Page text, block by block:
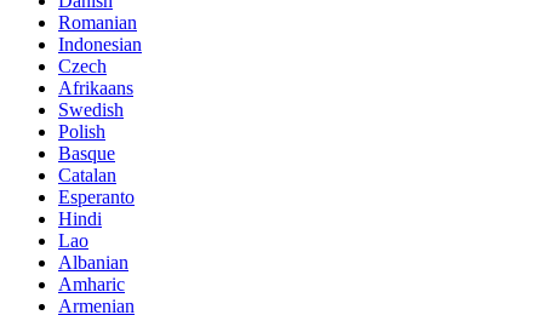
Romanian
Indonesian
Czech
Afrikaans
Swedish
Polish
Basque
Catalan
Esperanto
Hindi
Lao
Albanian
Amharic
Armenian